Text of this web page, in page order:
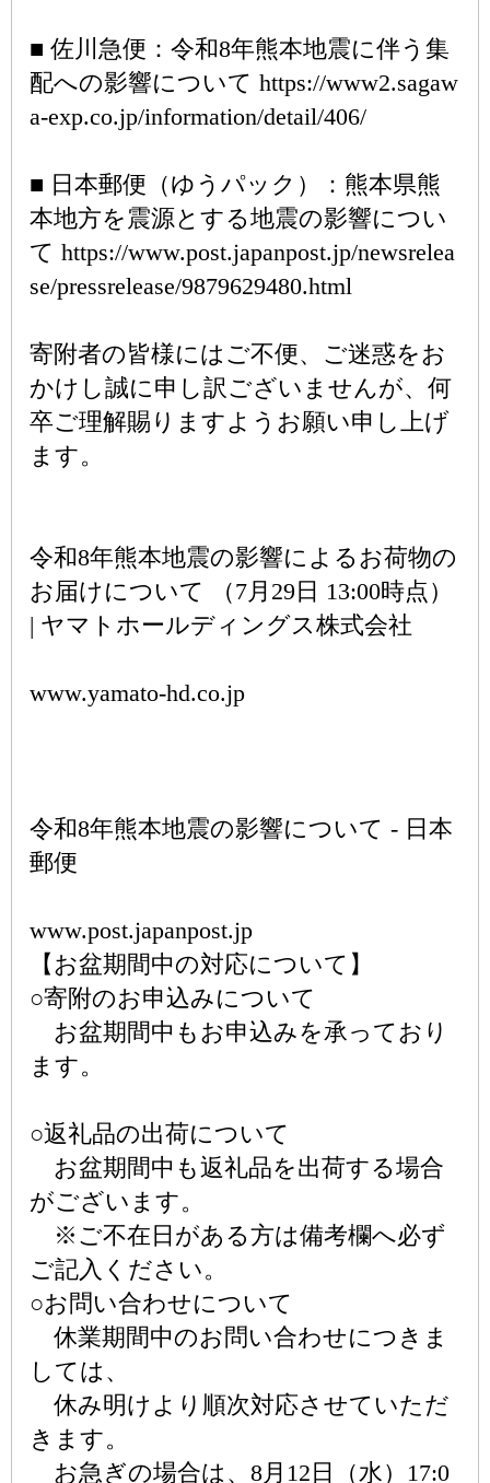
■ 佐川急便：令和8年熊本地震に伴う集
配への影響について https://www2.sagaw
a-exp.co.jp/information/detail/406/
■ 日本郵便（ゆうパック）：熊本県熊
本地方を震源とする地震の影響につい
て https://www.post.japanpost.jp/newsrelea
se/pressrelease/9879629480.html
寄附者の皆様にはご不便、ご迷惑をお
かけし誠に申し訳ございませんが、何
卒ご理解賜りますようお願い申し上げ
ます。
令和8年熊本地震の影響によるお荷物の
お届けについて （7月29日 13:00時点）
| ヤマトホールディングス株式会社
www.yamato-hd.co.jp
令和8年熊本地震の影響について - 日本
郵便
www.post.japanpost.jp
【お盆期間中の対応について】
○寄附のお申込みについて
お盆期間中もお申込みを承っており
ます。
○返礼品の出荷について
お盆期間中も返礼品を出荷する場合
がございます。
※ご不在日がある方は備考欄へ必ず
ご記入ください。
○お問い合わせについて
休業期間中のお問い合わせにつきま
しては、
休み明けより順次対応させていただ
きます。
お急ぎの場合は、8月12日（水）17:0